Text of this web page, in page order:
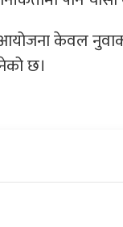
केवल
छ।